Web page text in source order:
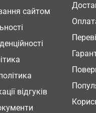
сайтом
відгуків